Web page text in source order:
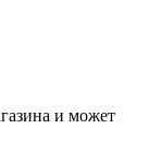
и может